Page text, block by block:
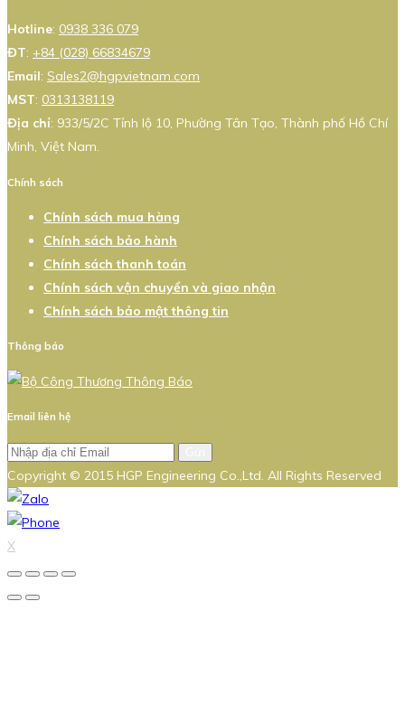
Hotline: 0938 336 079
ĐT: +84 (028) 66834679
Email: Sales2@hgpvietnam.com
MST: 0313138119
Địa chỉ: 933/5/2C Tỉnh lộ 10, Phường Tân Tạo, Thành phố Hồ Chí
Minh, Việt Nam.
Chính sách
Chính sách mua hàng
Chính sách bảo hành
Chính sách thanh toán
Chính sách vận chuyển và giao nhận
Chính sách bảo mật thông tin
Thông báo
Email liên hệ
Copyright © 2015 HGP Engineering Co.,Ltd. All Rights Reserved
X